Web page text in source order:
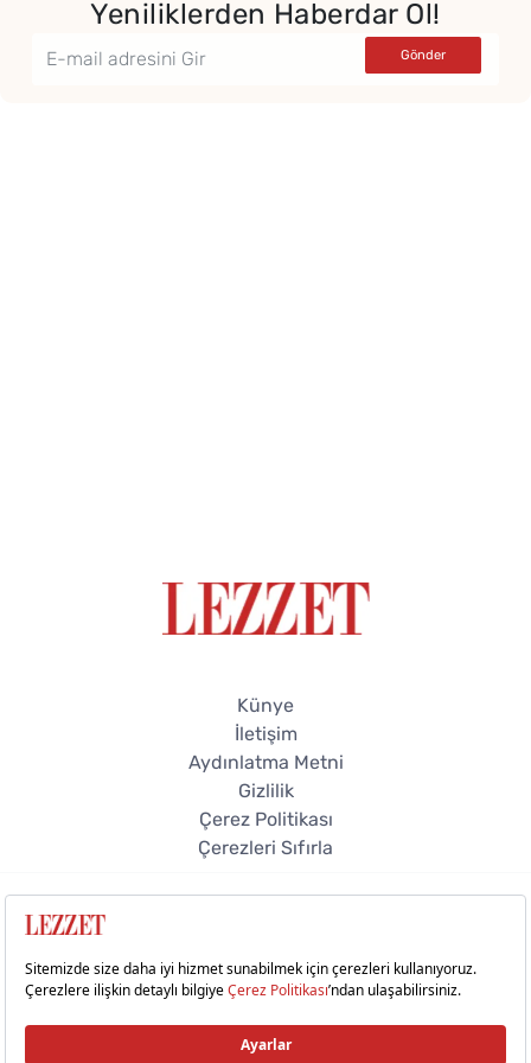
Yeniliklerden Haberdar Ol!
Künye
İletişim
Aydınlatma Metni
Gizlilik
Çerez Politikası
Çerezleri Sıfırla
© 2026 Lezzet Online. Tüm hakları saklıdır.